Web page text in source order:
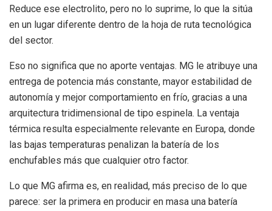
Reduce ese electrolito, pero no lo suprime, lo que la sitúa
en un lugar diferente dentro de la hoja de ruta tecnológica
del sector.
Eso no significa que no aporte ventajas. MG le atribuye una
entrega de potencia más constante, mayor estabilidad de
autonomía y mejor comportamiento en frío, gracias a una
arquitectura tridimensional de tipo espinela. La ventaja
térmica resulta especialmente relevante en Europa, donde
las bajas temperaturas penalizan la batería de los
enchufables más que cualquier otro factor.
Lo que MG afirma es, en realidad, más preciso de lo que
parece: ser la primera en producir en masa una batería